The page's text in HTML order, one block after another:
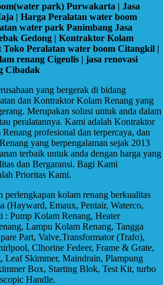
park) Purwakarta | Jasa
| Harga Peralatan water boom
water park Panimbang Jasa
Gedong | Kontraktor Kolam
Toko Peralatan water boom Citangkil |
renang Cigeulis | jasa renovasi
Cibadak
yang bergerak di bidang
dan Kontraktor Kolam Renang yang
Merupakan solusi untuk anda dalam
peralatannya. Kami adalah Kontraktor
profesional dan terpercaya, dan
yang berpengalaman sejak 2013
terbaik untuk anda dengan harga yang
dan Bergaransi. Bagi Kami
Prioritas Kami.
perlengkapan kolam renang berkualitas
(Hayward, Emaux, Pentair, Waterco,
Pump Kolam Renang, Heater
Lampu Kolam Renang, Tangga
Part, Valve,Transformator (Trafo),
Clhorine Fedeer, Frame & Grate,
Skimmer, Maindrain, Plampung
Box, Starting Blok, Test Kit, turbo
Handle.